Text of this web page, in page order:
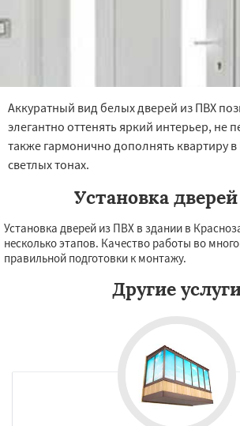
Аккуратный вид белых дверей из ПВХ
элегантно оттенять яркий интерьер, не
также гармонично дополнять квартиру в
светлых тонах.
Установка
Установка дверей из ПВХ в здании в
несколько этапов. Качество работы во
правильной подготовки к монтажу.
Другие